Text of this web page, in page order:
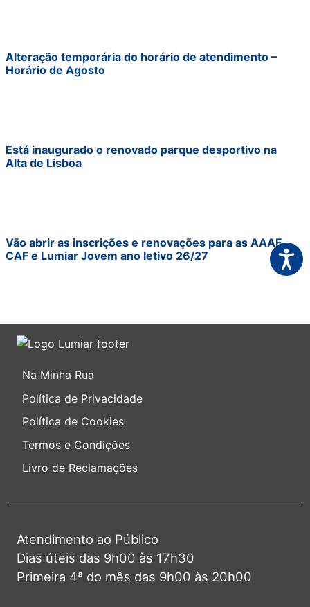
Alteração temporária do horário de atendimento –
Horário de Agosto
Está inaugurado o renovado parque desportivo na
Alta de Lisboa
Vão abrir as inscrições e renovações para as AAAF,
CAF e Lumiar Jovem ano letivo 26/27
Na Minha Rua
Política de Privacidade
Política de Cookies
Termos e Condições
Livro de Reclamações
Atendimento ao Público
Dias úteis das 9h00 às 17h30
Primeira 4ª do mês das 9h00 às 20h00